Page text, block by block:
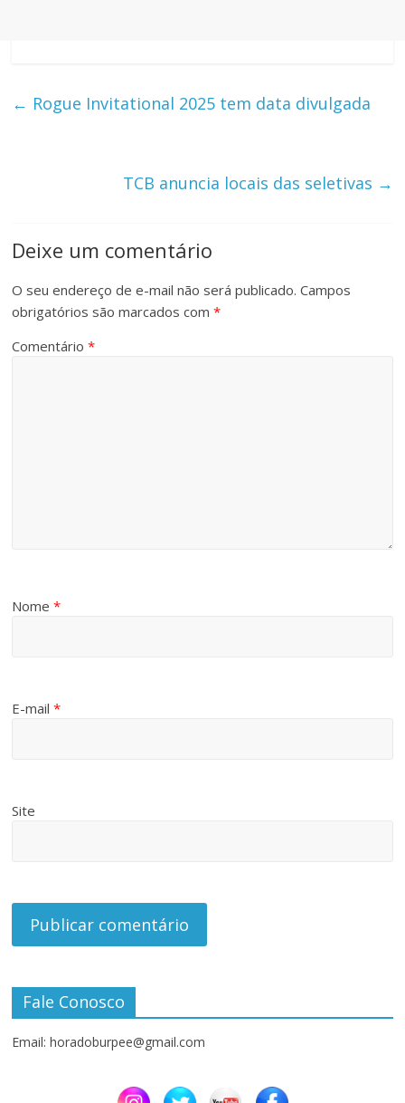
← Rogue Invitational 2025 tem data divulgada
TCB anuncia locais das seletivas →
Deixe um comentário
O seu endereço de e-mail não será publicado. Campos
obrigatórios são marcados com*
Comentário*
Nome*
E-mail*
Site
Fale Conosco
Email: horadoburpee@gmail.com